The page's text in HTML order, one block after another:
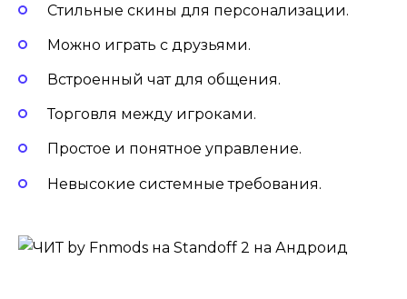
Стильные скины для персонализации.
Можно играть с друзьями.
Встроенный чат для общения.
Торговля между игроками.
Простое и понятное управление.
Невысокие системные требования.